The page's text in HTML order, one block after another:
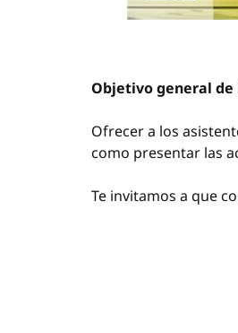
Objetivo general de
Ofrecer a los
como presentar las
Te invitamos a que